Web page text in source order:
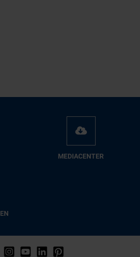
ME­DIA­CEN­TER